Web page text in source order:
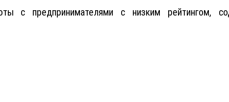
с предпринимателями с низким рейтингом,